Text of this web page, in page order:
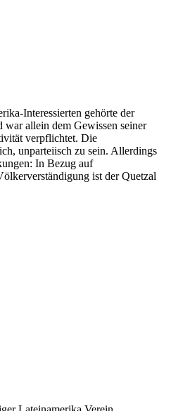
Interessierten gehörte der
war allein dem Gewissen seiner
verpflichtet. Die
unparteiisch zu sein. Allerdings
In Bezug auf
ist der Quetzal